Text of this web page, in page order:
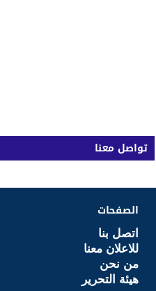
تواصل معنا
الصفحات
اتصل بنا
للاعلان معنا
من نحن
هيئة التحرير